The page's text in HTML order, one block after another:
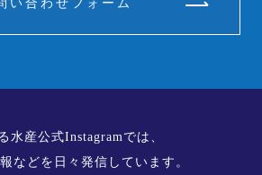
い合わせフォーム
水産公式Instagramでは、
などを日々発信しています。